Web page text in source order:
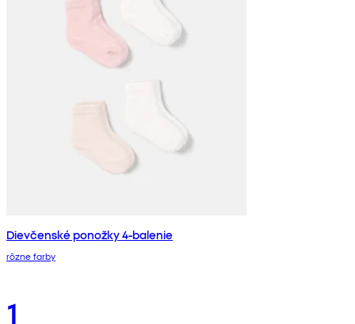
Dievčenské ponožky 4-balenie
rôzne farby
1